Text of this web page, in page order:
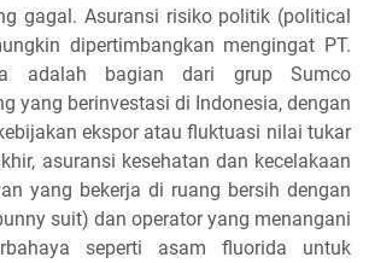
gagal. Asuransi risiko politik (political
dipertimbangkan mengingat PT.
adalah bagian dari grup Sumco
yang berinvestasi di Indonesia, dengan
ekspor atau fluktuasi nilai tukar
asuransi kesehatan dan kecelakaan
yang bekerja di ruang bersih dengan
suit) dan operator yang menangani
seperti asam fluorida untuk